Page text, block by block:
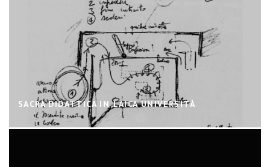
SACRA DIDATTICA IN LAICA UNIVERSITÀ